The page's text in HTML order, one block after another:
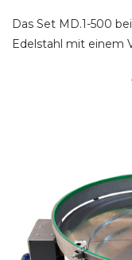
Das Set MD.1-500
Edelstahl mit einem